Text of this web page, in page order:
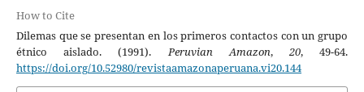
How to Cite
Dilemas que se presentan en los primeros contactos con un grupo
étnico aislado. (1991).Peruvian Amazon, 20, 49-64.
https://doi.org/10.52980/revistaamazonaperuana.vi20.144